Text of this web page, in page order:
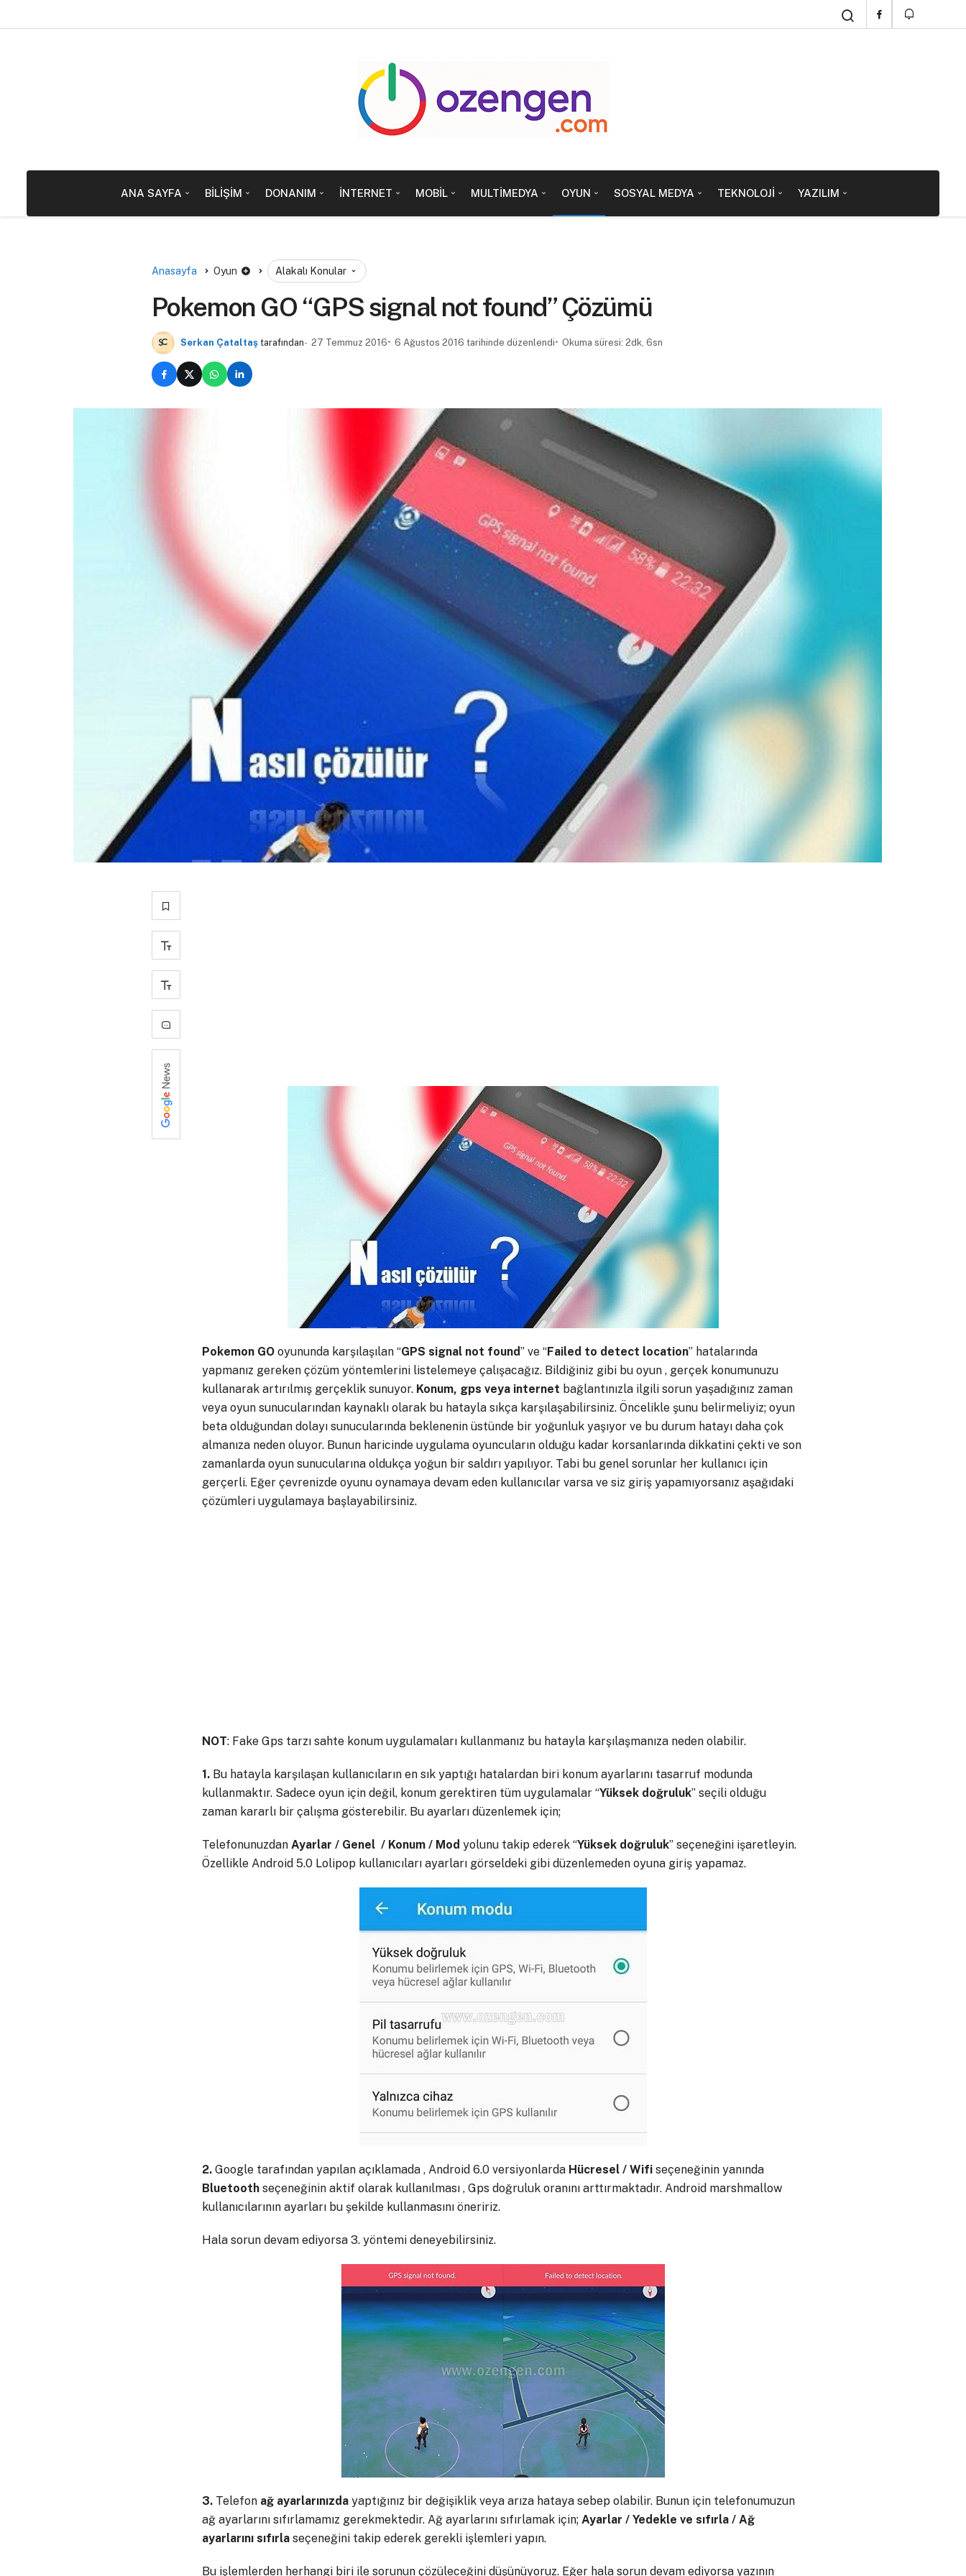
ANA SAYFA BILIŞIM DONANIM İNTERNET MOBIL MULTIMEDYA OYUN SOSYAL MEDYA TEKNOLOJI YAZILIM
Anasayfa Oyun Alakalı Konular
Pokemon GO “GPS signal not found” Çözümü
Serkan Çataltaş tarafından 27 Temmuz 2016 6 Ağustos 2016 tarihinde düzenlendi Okuma süresi: 2dk, 6sn
+
-
0
Pokemon GOoyununda karşılaşılan “GPS signal not found” ve “Failed to detect location” hatalarında
yapmanız gereken çözüm yöntemlerini listelemeye çalışacağız. Bildiğiniz gibi bu oyun , gerçek konumunuzu
kullanarak artırılmış gerçeklik sunuyor. Konum, gps veya internet bağlantınızla ilgili sorun yaşadığınız zaman
veya oyun sunucularından kaynaklı olarak bu hatayla sıkça karşılaşabilirsiniz. Öncelikle şunu belirmeliyiz; oyun
beta olduğundan dolayı sunucularında beklenenin üstünde bir yoğunluk yaşıyor ve bu durum hatayı daha çok
almanıza neden oluyor. Bunun haricinde uygulama oyuncuların olduğu kadar korsanlarında dikkatini çekti ve son
zamanlarda oyun sunucularına oldukça yoğun bir saldırı yapılıyor. Tabi bu genel sorunlar her kullanıcı için
gerçerli. Eğer çevrenizde oyunu oynamaya devam eden kullanıcılar varsa ve siz giriş yapamıyorsanız aşağıdaki
çözümleri uygulamaya başlayabilirsiniz.
NOT: Fake Gps tarzı sahte konum uygulamaları kullanmanız bu hatayla karşılaşmanıza neden olabilir.
1.Bu hatayla karşılaşan kullanıcıların en sık yaptığı hatalardan biri konum ayarlarını tasarruf modunda
kullanmaktır. Sadece oyun için değil, konum gerektiren tüm uygulamalar “Yüksek doğruluk” seçili olduğu
zaman kararlı bir çalışma gösterebilir. Bu ayarları düzenlemek için;
Telefonunuzdan Ayarlar / Genel / Konum / Mod yolunu takip ederek “Yüksek doğruluk” seçeneğini işaretleyin.
Özellikle Android 5.0 Lolipop kullanıcıları ayarları görseldeki gibi düzenlemeden oyuna giriş yapamaz.
2.Google tarafından yapılan açıklamada , Android 6.0 versiyonlarda Hücresel / Wifiseçeneğinin yanında
Bluetoothseçeneğinin aktif olarak kullanılması , Gps doğruluk oranını arttırmaktadır. Android marshmallow
kullanıcılarının ayarları bu şekilde kullanmasını öneririz.
Hala sorun devam ediyorsa 3. yöntemi deneyebilirsiniz.
3.Telefon ağ ayarlarınızdayaptığınız bir değişiklik veya arıza hataya sebep olabilir. Bunun için telefonumuzun
ağ ayarlarını sıfırlamamız gerekmektedir. Ağ ayarlarını sıfırlamak için; Ayarlar / Yedekle ve sıfırla / Ağ
ayarlarını sıfırlaseçeneğini takip ederek gerekli işlemleri yapın.
Bu işlemlerden herhangi biri ile sorunun çözüleceğini düşünüyoruz. Eğer hala sorun devam ediyorsa yazının